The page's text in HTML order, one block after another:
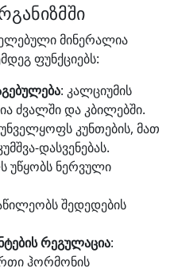
მინერალია
ფუნქციებს:
: კალციუმის
ძვალში და კბილებში.
კუნთების, მათ
დასვენებას.
უწყობს ნერვული
შედედების
რეგულაცია:
ჰორმონის